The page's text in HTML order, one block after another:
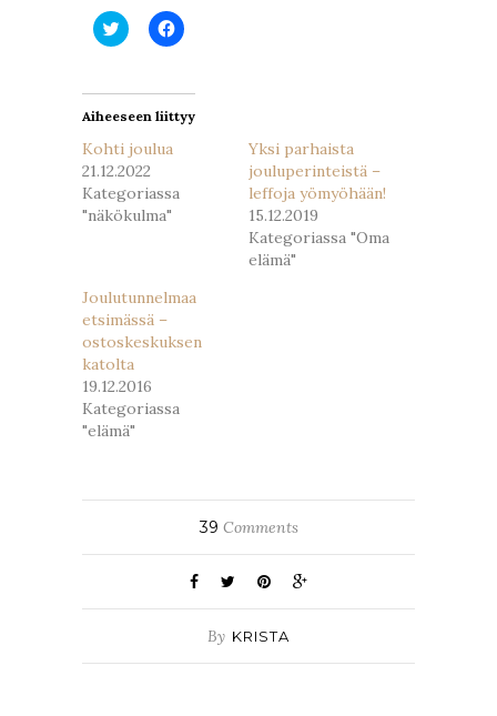
Jaa
Twitterissä(Avautuu
Jaa
Facebookissa(Avautuu
Aiheeseen liittyy
Kohti joulua
21.12.2022
Kategoriassa
"näkökulma"
Yksi parhaista
jouluperinteistä –
leffoja yömyöhään!
15.12.2019
Kategoriassa "Oma
elämä"
Joulutunnelmaa
etsimässä –
ostoskeskuksen
katolta
19.12.2016
Kategoriassa
"elämä"
39 Comments
By KRISTA